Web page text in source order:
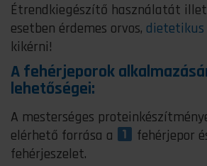
Étrendkiegészítő használatát
esetben érdemes orvos, dietetikus
kikérni!
A fehérjeporok
lehetőségei:
A mesterséges
elérhető forrása a
fehérjepor
fehérjeszelet.